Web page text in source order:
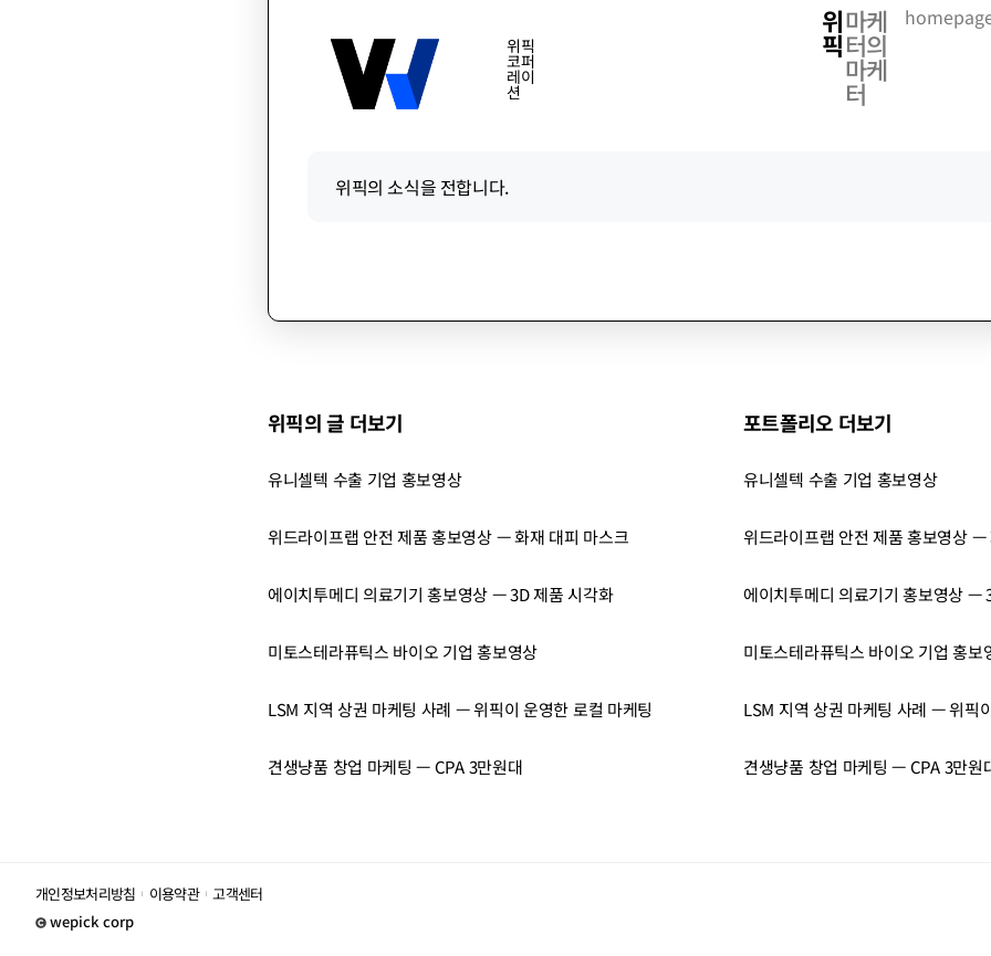
위픽
코퍼
레이
션
위
픽
마케
터의
마케
터
위픽의 소식을 전합니다.
위픽의 글 더보기
유니셀텍 수출 기업 홍보영상
위드라이프랩 안전 제품 홍보영상 — 화재 대피 마스크
에이치투메디 의료기기 홍보영상 — 3D 제품 시각화
미토스테라퓨틱스 바이오 기업 홍보영상
LSM 지역 상권 마케팅 사례 — 위픽이 운영한 로컬 마케팅
견생냥품 창업 마케팅 — CPA 3만원대
포트폴리오 더보기
유니셀텍 수출 기업 홍보영상
위드라이프랩 안전 제품 홍보영상 —
에이치투메디 의료기기 홍보영상 —
미토스테라퓨틱스 바이오 기업 홍보
LSM 지역 상권 마케팅 사례 — 위픽
견생냥품 창업 마케팅 — CPA 3만원
개인정보처리방침 이용약관
고객센터
wepick corp